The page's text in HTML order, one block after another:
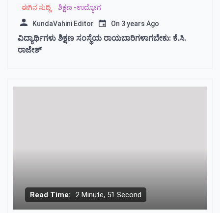
ಈಗಿನ ಸುದ್ದಿ ಶಿಕ್ಷಣ -ಉದ್ಯೋಗ
KundaVahini Editor On 3 years Ago
ವಿದ್ಯಾರ್ಥಿಗಳು ಶಿಕ್ಷಣ ಸಂಸ್ಥೆಯ ರಾಯಬಾರಿಗಳಾಗಬೇಕು: ಕೆ.ಸಿ.
ರಾಜೇಶ್
Read Time: 2 Minute, 51 Second